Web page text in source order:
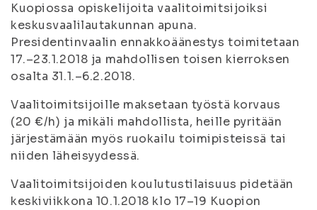
Kuopiossa opiskelijoita vaalitoimitsijoiksi
keskusvaalilautakunnan apuna.
Presidentinvaalin ennakkoäänestys toimitetaan
17.–23.1.2018 ja mahdollisen toisen kierroksen
osalta 31.1.–6.2.2018.
Vaalitoimitsijoille maksetaan työstä korvaus
(20 €/h) ja mikäli mahdollista, heille pyritään
järjestämään myös ruokailu toimipisteissä tai
niiden läheisyydessä.
Vaalitoimitsijoiden koulutustilaisuus pidetään
keskiviikkona 10.1.2018 klo 17–19 Kuopion